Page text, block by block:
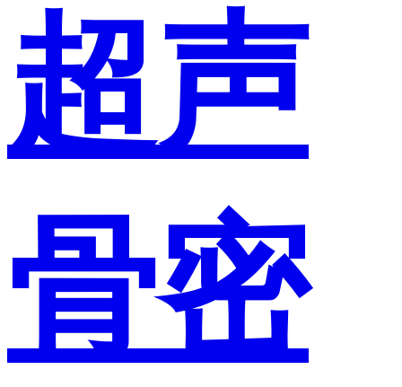
超声
骨密